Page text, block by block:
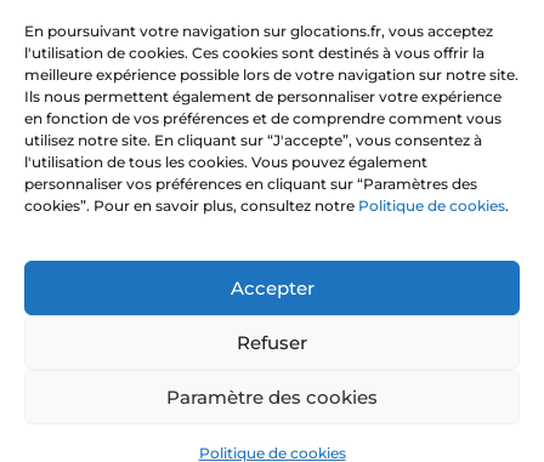
En poursuivant votre navigation sur glocations.fr, vous acceptez
l'utilisation de cookies. Ces cookies sont destinés à vous offrir la
meilleure expérience possible lors de votre navigation sur notre site.
Ils nous permettent également de personnaliser votre expérience
en fonction de vos préférences et de comprendre comment vous
utilisez notre site. En cliquant sur “J'accepte”, vous consentez à
l'utilisation de tous les cookies. Vous pouvez également
personnaliser vos préférences en cliquant sur “Paramètres des
cookies”. Pour en savoir plus, consultez notre Politique de cookies.
Accepter
Refuser
Paramètre des cookies
Politique de cookies
Vaisselle
Location de conteneur
Obtenir un devis
G Locations
Les Vignes Chasles